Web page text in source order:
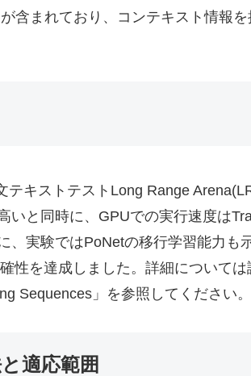
含まれており、コンテキスト情報
テキストテストLong Range
いと同時に、GPUでの実行速度は
、実験ではPoNetの移行学習能力も
性を達成しました。詳細について
Sequences」を参照してください。
適応範囲